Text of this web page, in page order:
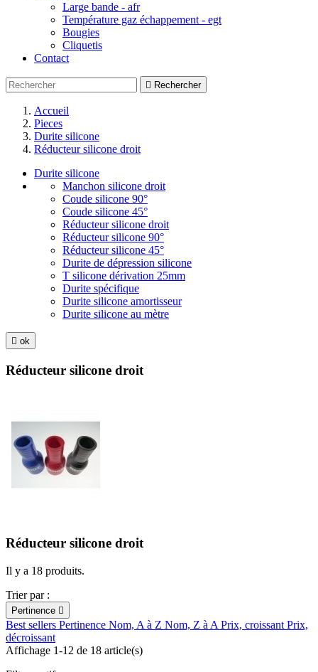
Large bande - afr
Température gaz échappement - egt
Bougies
Cliquetis
Contact
 Rechercher
Accueil
Pieces
Durite silicone
Réducteur silicone droit
Durite silicone
Manchon silicone droit
Coude silicone 90°
Coude silicone 45°
Réducteur silicone droit
Réducteur silicone 90°
Réducteur silicone 45°
Durite de dépression silicone
T silicone dérivation 25mm
Durite spécifique
Durite silicone amortisseur
Durite silicone au mètre
 ok
Réducteur silicone droit
Réducteur silicone droit
Il y a 18 produits.
Trier par :
Pertinence 
Best sellers Pertinence Nom, A à Z Nom, Z à A Prix, croissant Prix,
décroissant
Affichage 1-12 de 18 article(s)